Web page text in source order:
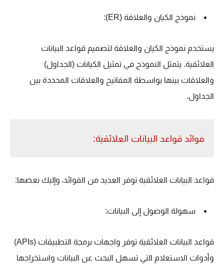
نموذج الكيان والعلاقة (ER):
يستخدم نموذج الكيان والعلاقة لتصميم قواعد البيانات
العلائقية. يتمثل النموذج في تمثيل الكيانات (الجداول)
والعلاقات بينها بواسطة المفاتيح والعلاقات المحددة بين
الجداول.
فوائد قواعد البيانات العلائقية:
قواعد البيانات العلائقية توفر العديد من الفوائد، وإليك بعضها:
سهولة الوصول إلى البيانات:
قواعد البيانات العلائقية توفر واجهات برمجة التطبيقات (APIs)
وأدوات الاستعلام التي تسهل البحث عن البيانات واستخراجها